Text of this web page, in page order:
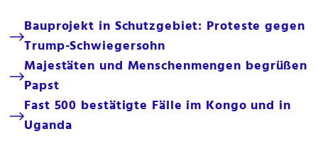
Bauprojekt in Schutzgebiet: Proteste gegen
Trump-Schwiegersohn
Majestäten und Menschenmengen begrüßen
Papst
Fast 500 bestätigte Fälle im Kongo und in
Uganda